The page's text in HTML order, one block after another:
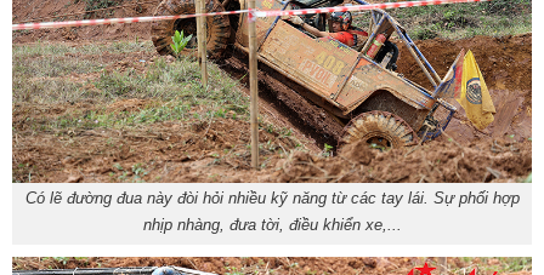
Có lẽ đường đua này đòi hỏi nhiều kỹ năng từ các tay lái. Sự phối hợp
nhịp nhàng, đưa tời, điều khiển xe,...